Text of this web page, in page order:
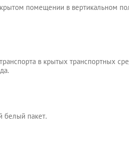
помещении в вертикальном
в крытых транспортных
белый пакет.